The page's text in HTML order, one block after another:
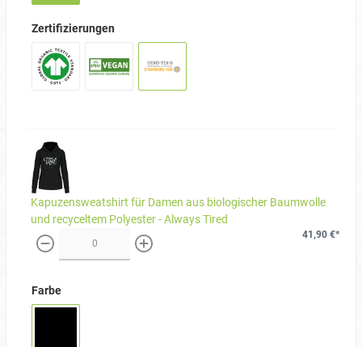
Zertifizierungen
Kapuzensweatshirt für Damen aus biologischer Baumwolle
und recyceltem Polyester - Always Tired
weniger mehr
41,90 €*
Farbe